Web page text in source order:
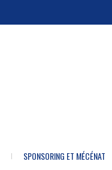
SPONSORING ET MÉCÉNAT